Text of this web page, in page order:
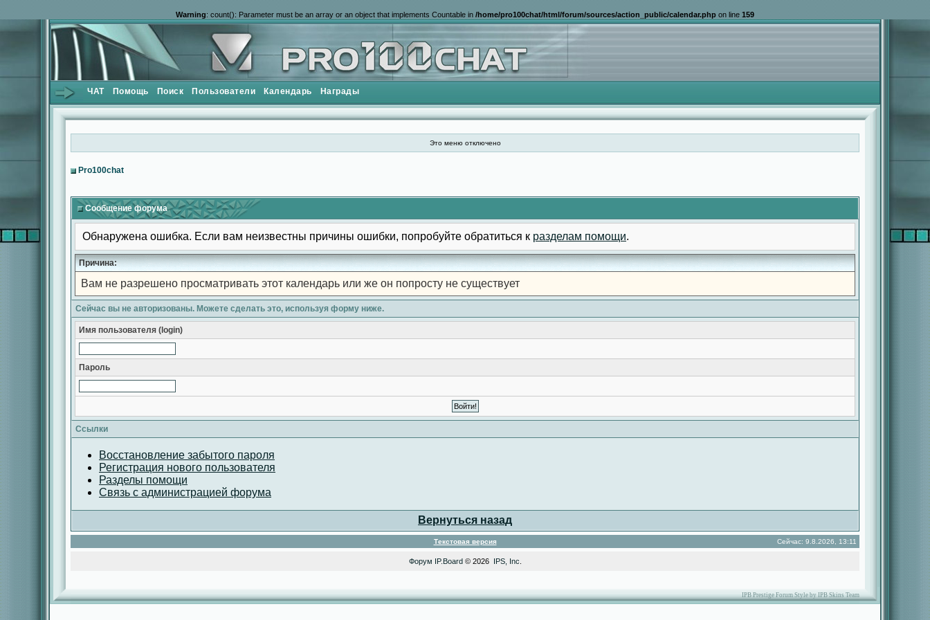
Warning: count(): Parameter must be an array or an object that implements Countable in/home/pro100chat/html/forum/sources/action_public/calendar.phpon line159
ЧАТ Помощь Поиск Пользователи Календарь Награды
Это меню отключено
Pro100chat
Сообщение форума
Обнаружена ошибка. Если вам неизвестны причины ошибки, попробуйте обратиться к разделам помощи.
Причина:
Вам не разрешено просматривать этот календарь или же он попросту не существует
Сейчас вы не авторизованы. Можете сделать это, используя форму ниже.
Имя пользователя (login)
Пароль
Ссылки
Восстановление забытого пароля
Регистрация нового пользователя
Разделы помощи
Связь с администрацией форума
Вернуться назад
Текстовая версия Сейчас: 9.8.2026, 13:11
Форум IP.Board© 2026 IPS, Inc
IPB Prestige Forum Style by IPB Skins Team